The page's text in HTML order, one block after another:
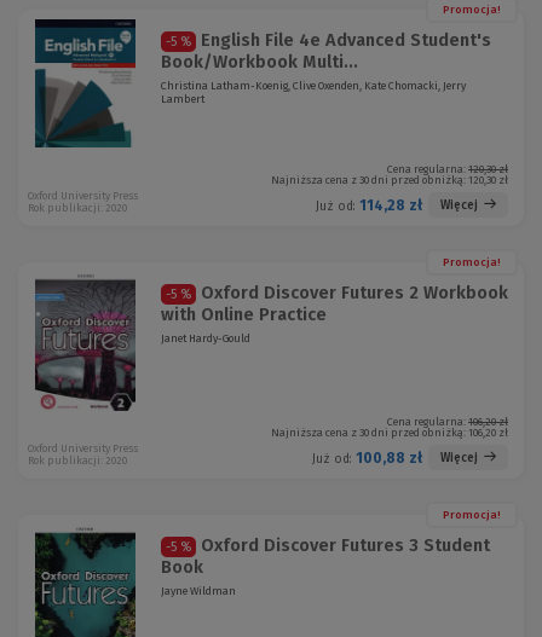
Promocja!
-5 %
English File 4e Advanced Student's
Book/Workbook Multi...
Christina Latham-Koenig, Clive Oxenden, Kate Chomacki, Jerry
Lambert
Cena regularna: 120,30 zł
Najniższa cena z 30 dni przed obniżką: 120,30 zł
Już od: 114,28 zł Więcej
Oxford University Press
Rok publikacji: 2020
Promocja!
-5 %
Oxford Discover Futures 2 Workbook
with Online Practice
Janet Hardy-Gould
Cena regularna: 106,20 zł
Najniższa cena z 30 dni przed obniżką: 106,20 zł
Już od: 100,88 zł Więcej
Oxford University Press
Rok publikacji: 2020
Promocja!
-5 %
Oxford Discover Futures 3 Student
Book
Jayne Wildman